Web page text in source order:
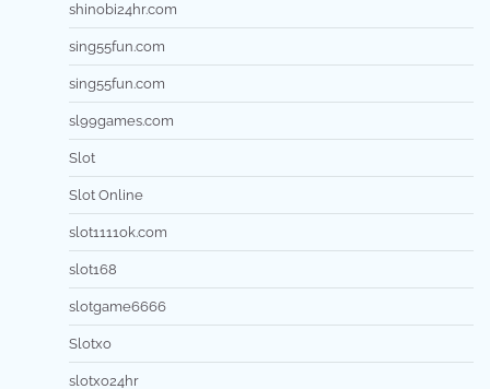
shinobi24hr.com
sing55fun.com
sing55fun.com
sl99games.com
Slot
Slot Online
slot1111ok.com
slot168
slotgame6666
Slotxo
slotxo24hr